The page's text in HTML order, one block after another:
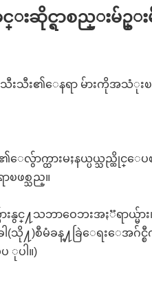
ဆိုင္ရာစည္းမ်ဥ္းမ်
း၏ေနရာ မ်ားကိုအသံုးၿပ
လွ်ာက္ထားမႈနယ္ပယ္သည္ထိုင္
ဖစ္သည္။
နွင္႔သဘာဝေဘးအႏၱရာယ္မ်ာ
စီမံခန္႔ခြဲေရးေအဂ်င္စီ
ပါ။)